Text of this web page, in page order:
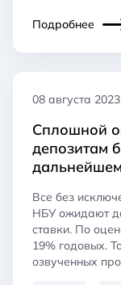
Подробнее
08 августа 2023
Сплошной
депозитам
дальнейшем
Все без
НБУ ожидают
ставки. По
19% годовых.
озвученных